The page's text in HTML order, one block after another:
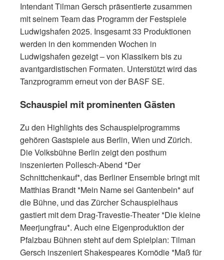
Intendant Tilman Gersch präsentierte zusammen
mit seinem Team das Programm der Festspiele
Ludwigshafen 2025. Insgesamt 33 Produktionen
werden in den kommenden Wochen in
Ludwigshafen gezeigt – von Klassikern bis zu
avantgardistischen Formaten. Unterstützt wird das
Tanzprogramm erneut von der BASF SE.
Schauspiel mit prominenten Gästen
Zu den Highlights des Schauspielprogramms
gehören Gastspiele aus Berlin, Wien und Zürich.
Die Volksbühne Berlin zeigt den posthum
inszenierten Pollesch-Abend *Der
Schnittchenkauf*, das Berliner Ensemble bringt mit
Matthias Brandt *Mein Name sei Gantenbein* auf
die Bühne, und das Zürcher Schauspielhaus
gastiert mit dem Drag-Travestie-Theater *Die kleine
Meerjungfrau*. Auch eine Eigenproduktion der
Pfalzbau Bühnen steht auf dem Spielplan: Tilman
Gersch inszeniert Shakespeares Komödie *Maß für